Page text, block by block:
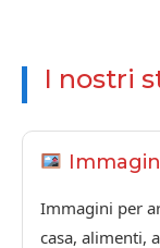
I nostri
Immagini per
casa, alimenti,